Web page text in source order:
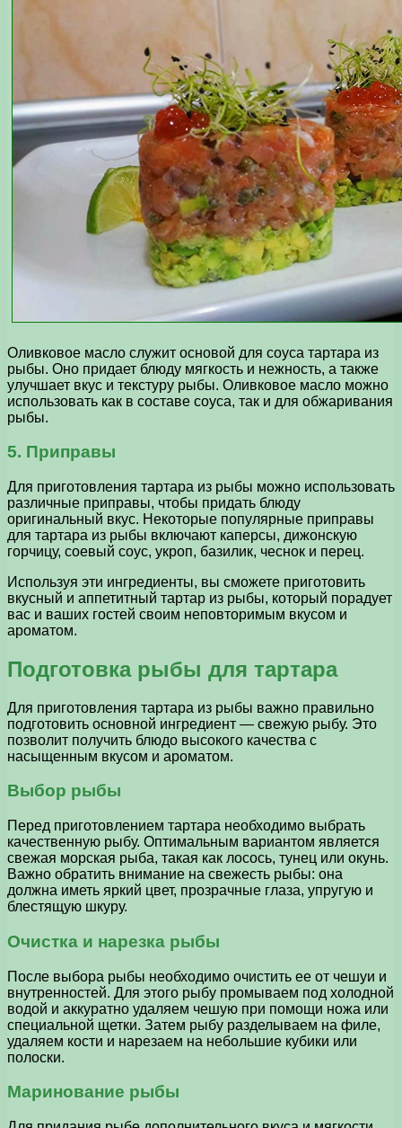
Оливковое масло служит основой для соуса тартара из
рыбы. Оно придает блюду мягкость и нежность, а также
улучшает вкус и текстуру рыбы. Оливковое масло можно
использовать как в составе соуса, так и для обжаривания
рыбы.
5. Приправы
Для приготовления тартара из рыбы можно использовать
различные приправы, чтобы придать блюду
оригинальный вкус. Некоторые популярные приправы
для тартара из рыбы включают каперсы, дижонскую
горчицу, соевый соус, укроп, базилик, чеснок и перец.
Используя эти ингредиенты, вы сможете приготовить
вкусный и аппетитный тартар из рыбы, который порадует
вас и ваших гостей своим неповторимым вкусом и
ароматом.
Подготовка рыбы для тартара
Для приготовления тартара из рыбы важно правильно
подготовить основной ингредиент — свежую рыбу. Это
позволит получить блюдо высокого качества с
насыщенным вкусом и ароматом.
Выбор рыбы
Перед приготовлением тартара необходимо выбрать
качественную рыбу. Оптимальным вариантом является
свежая морская рыба, такая как лосось, тунец или окунь.
Важно обратить внимание на свежесть рыбы: она
должна иметь яркий цвет, прозрачные глаза, упругую и
блестящую шкуру.
Очистка и нарезка рыбы
После выбора рыбы необходимо очистить ее от чешуи и
внутренностей. Для этого рыбу промываем под холодной
водой и аккуратно удаляем чешую при помощи ножа или
специальной щетки. Затем рыбу разделываем на филе,
удаляем кости и нарезаем на небольшие кубики или
полоски.
Маринование рыбы